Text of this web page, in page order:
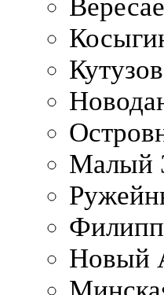
Малый
Новый